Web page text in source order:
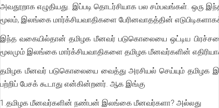
அவதூறாக எழுதியது. இப்படி தொடர்சியாக பல சம்பவங்கள். ஒரு
மூலம், இலங்கை மார்க்சியவாதிகளை பேரினவாதத்தின்
இந்த வகையில்தான் தமிழக மீனவர் படுகொலையை ஒட்டிய
மூலமும் இலங்கை மார்க்சியவாதிகளை தமிழக மீனவர்களின்
தமிழக மீனவர் படுகொலையை வைத்து அரசியல் செய்யும் தமிழக
பற்றிப் பேசக் கூடாது என்கின்றனர். ஆக இங்கு
1.தமிழக மீனவர்களின் நண்பன் இலங்கை மீனவர்களா? அல்லது